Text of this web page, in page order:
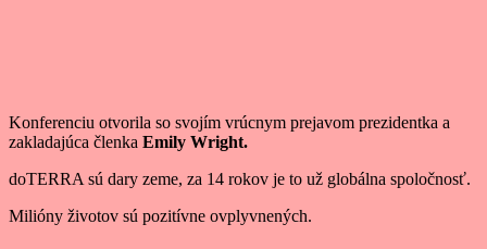
Konferenciu otvorila so svojím vrúcnym prejavom prezidentka a
zakladajúca členka Emily Wright.
doTERRA sú dary zeme, za 14 rokov je to už globálna spoločnosť.
Milióny životov sú pozitívne ovplyvnených.